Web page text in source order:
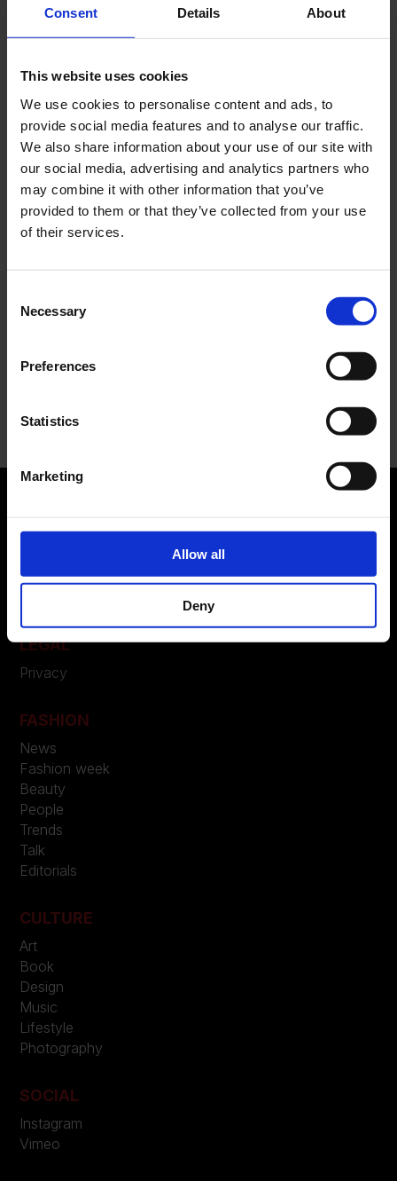
Consent Details About
This website uses cookies
We use cookies to personalise content and ads, to
provide social media features and to analyse our traffic.
We also share information about your use of our site with
our social media, advertising and analytics partners who
may combine it with other information that you’ve
provided to them or that they’ve collected from your use
of their services.
Selection
Necessary
Preferences
Statistics
Marketing
Allow all
Deny
Cerca
Recent Posts
Dolce Vita Riviera
Le donne omeriche e l’eterna resistenza: il
coraggio di chi persiste all’ombra degli eroi
Slayyyter e il sogno decadente della provincia
americana: chi è la nuova anti-diva della musica
elettro-pop
ASICS SportStyle e Little Tokyo Table Tennis: la
Xiao Wen Ju sono le protagoniste della nuova
Recent Comments
Manifesto
LEGAL
Privacy
FASHION
News
Fashion week
Beauty
People
Trends
Talk
Editorials
CULTURE
Art
Book
Design
Music
Lifestyle
Photography
SOCIAL
Instagram
Vimeo